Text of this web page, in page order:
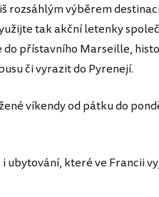
rozsáhlým výběrem
tak akční letenky
přístavního Marseille,
či vyrazit do Pyrenejí.
víkendy od pátku do
které ve Francii